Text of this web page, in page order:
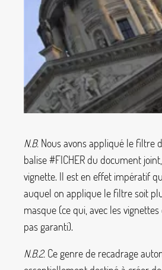
N.B. Nous avons appliqué le filtre
balise#FICHERdu document
vignette. Il est en effet impératif
auquel on applique le filtre soit
masque (ce qui, avec les vignettes
pas garanti).
N.B.2. Ce genre de recadrage